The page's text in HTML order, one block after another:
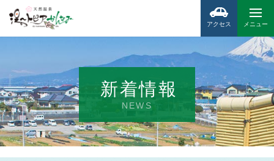
メニュー
アクセス
新着情報
NEWS